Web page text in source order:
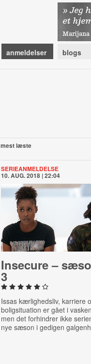
anmeldelser blogs
mest læste
SERIEANMELDELSE
10. AUG. 2018 | 22:04
Insecure –
3
Issas kærlighedsliv, karriere
boligsituation er gået i
men det forhindrer ikke
nye sæson i gedigen